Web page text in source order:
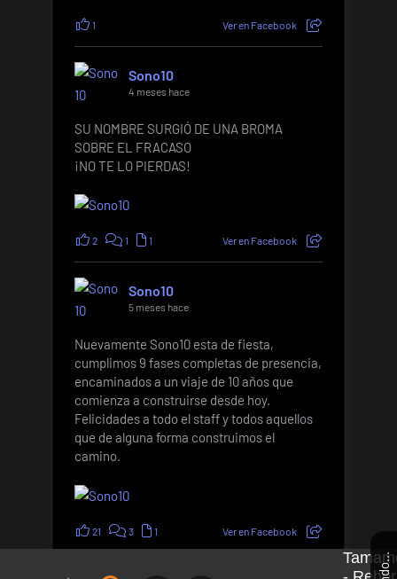
1 Ver en Facebook
Sono10
4 meses hace
SU NOMBRE SURGIÓ DE UNA BROMA
SOBRE EL FRACASO
¡NO TE LO PIERDAS!
2 1 1 Ver en Facebook
Sono10
5 meses hace
Nuevamente Sono10 esta de fiesta,
cumplimos 9 fases completas de presencia,
encaminados a un viaje de 10 años que
comienza a construirse desde hoy.
Felicidades a todo el staff y todos aquellos
que de alguna forma construimos el
camino.
21 3 1 Ver en Facebook